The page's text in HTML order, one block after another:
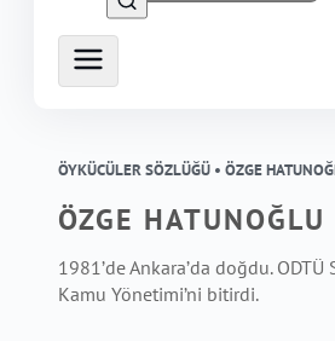
ÖYKÜCÜLER SÖZLÜĞÜ • ÖZGE
ÖZGE HATUNOĞLU
1981’de Ankara’da doğdu.
Kamu Yönetimi’ni bitirdi.